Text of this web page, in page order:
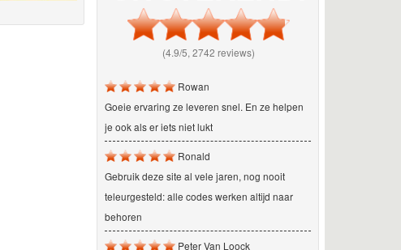
(4.9/5, 2742 reviews)
Rowan
Goeie ervaring ze leveren snel. En ze helpen
je ook als er iets niet lukt
Ronald
Gebruik deze site al vele jaren, nog nooit
teleurgesteld: alle codes werken altijd naar
behoren
Peter Van Loock